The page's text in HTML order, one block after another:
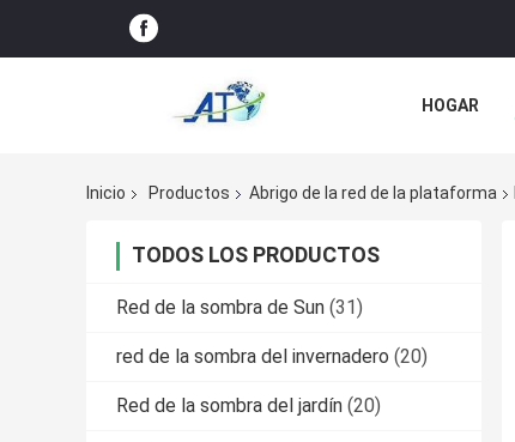
HOGAR
Inicio
Productos Abrigo de la red de la plataforma
TODOS LOS PRODUCTOS
Red de la sombra de Sun (31)
red de la sombra del invernadero (20)
Red de la sombra del jardín (20)